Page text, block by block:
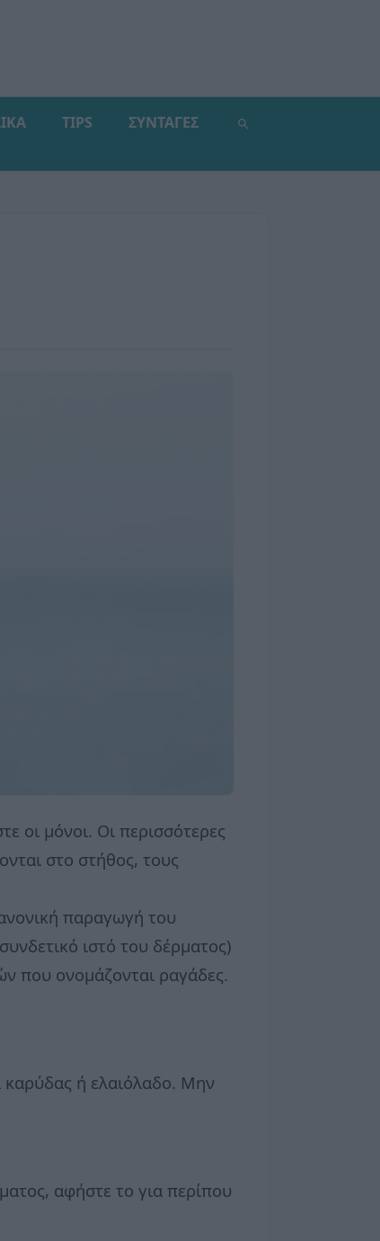
TIPS ΣΥΝΤΑΓΕΣ
οι μόνοι. Οι περισσότερες
στο στήθος, τους
παραγωγή του
ιστό του δέρματος)
που ονομάζονται ραγάδες.
καρύδας ή ελαιόλαδο. Μην
αφήστε το για περίπου